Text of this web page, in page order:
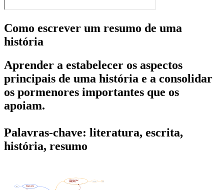
Como escrever um resumo de uma
história
Aprender a estabelecer os aspectos
principais de uma história e a consolidar
os pormenores importantes que os
apoiam.
Palavras-chave: literatura, escrita,
história, resumo